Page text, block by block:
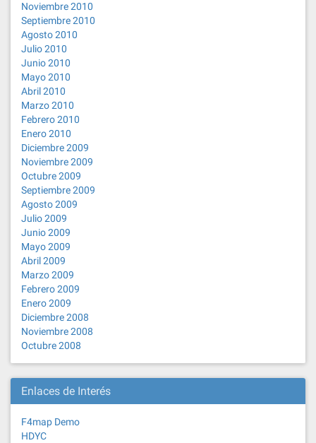
Noviembre 2010
Septiembre 2010
Agosto 2010
Julio 2010
Junio 2010
Mayo 2010
Abril 2010
Marzo 2010
Febrero 2010
Enero 2010
Diciembre 2009
Noviembre 2009
Octubre 2009
Septiembre 2009
Agosto 2009
Julio 2009
Junio 2009
Mayo 2009
Abril 2009
Marzo 2009
Febrero 2009
Enero 2009
Diciembre 2008
Noviembre 2008
Octubre 2008
Enlaces de Interés
F4map Demo
HDYC